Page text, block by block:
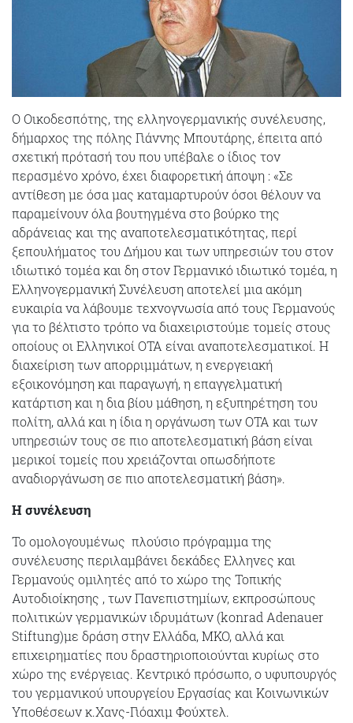
Ο Οικοδεσπότης, της ελληνογερμανικής συνέλευσης,
δήμαρχος της πόλης Γιάννης Μπουτάρης, έπειτα από
σχετική πρότασή του που υπέβαλε ο ίδιος τον
περασμένο χρόνο, έχει διαφορετική άποψη : «Σε
αντίθεση με όσα μας καταμαρτυρούν όσοι θέλουν να
παραμείνουν όλα βουτηγμένα στο βούρκο της
αδράνειας και της αναποτελεσματικότητας, περί
ξεπουλήματος του Δήμου και των υπηρεσιών του στον
ιδιωτικό τομέα και δη στον Γερμανικό ιδιωτικό τομέα, η
Ελληνογερμανική Συνέλευση αποτελεί μια ακόμη
ευκαιρία να λάβουμε τεχνογνωσία από τους Γερμανούς
για το βέλτιστο τρόπο να διαχειριστούμε τομείς στους
οποίους οι Ελληνικοί ΟΤΑ είναι αναποτελεσματικοί. Η
διαχείριση των απορριμμάτων, η ενεργειακή
εξοικονόμηση και παραγωγή, η επαγγελματική
κατάρτιση και η δια βίου μάθηση, η εξυπηρέτηση του
πολίτη, αλλά και η ίδια η οργάνωση των ΟΤΑ και των
υπηρεσιών τους σε πιο αποτελεσματική βάση είναι
μερικοί τομείς που χρειάζονται οπωσδήποτε
αναδιοργάνωση σε πιο αποτελεσματική βάση».
Η συνέλευση
Το ομολογουμένως πλούσιο πρόγραμμα της
συνέλευσης περιλαμβάνει δεκάδες Ελληνες και
Γερμανούς ομιλητές από το χώρο της Τοπικής
Αυτοδιοίκησης , των Πανεπιστημίων, εκπροσώπους
πολιτικών γερμανικών ιδρυμάτων (konrad Adenauer
Stiftung)με δράση στην Ελλάδα, ΜΚΟ, αλλά και
επιχειρηματίες που δραστηριοποιούνται κυρίως στο
χώρο της ενέργειας. Κεντρικό πρόσωπο, ο υφυπουργός
του γερμανικού υπουργείου Εργασίας και Κοινωνικών
Υποθέσεων κ.Χανς-Γιόαχιμ Φούχτελ.